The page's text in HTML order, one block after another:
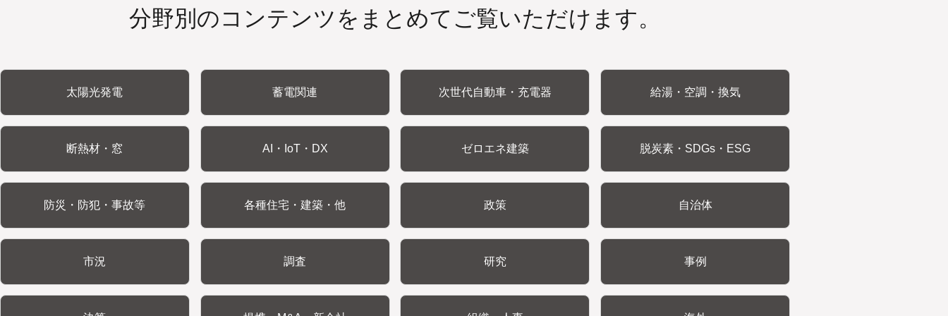
分野別のコンテンツをまとめてご覧いただけます。
太陽光発電 蓄電関連 次世代自動車・充電器 給湯・空調・換気
断熱材・窓 AI・IoT・DX ゼロエネ建築 脱炭素・SDGs・ESG
防災・防犯・事故等 各種住宅・建築・他 政策 自治体
市況 調査 研究 事例